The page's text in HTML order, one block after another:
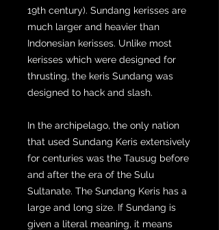
19th century). Sundang kerisses are
much larger and heavier than
Indonesian kerisses. Unlike most
kerisses which were designed for
thrusting, the keris Sundang was
designed to hack and slash.
In the archipelago, the only nation
that used Sundang Keris extensively
for centuries was the Tausug before
and after the era of the Sulu
Sultanate. The Sundang Keris has a
large and long size. If Sundang is
given a literal meaning, it means